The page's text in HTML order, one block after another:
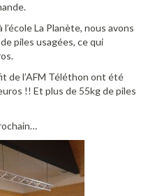
La Planète, nous avons
piles usagées, ce qui
de l’AFM Téléthon ont été
!! Et plus de 55kg de piles